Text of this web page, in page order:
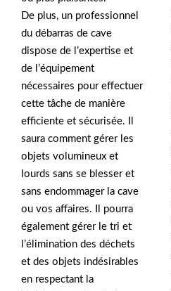
De plus, un professionnel
du débarras de cave
dispose de l’expertise et
de l’équipement
nécessaires pour effectuer
cette tâche de manière
efficiente et sécurisée. Il
saura comment gérer les
objets volumineux et
lourds sans se blesser et
sans endommager la cave
ou vos affaires. Il pourra
également gérer le tri et
l’élimination des déchets
et des objets indésirables
en respectant la